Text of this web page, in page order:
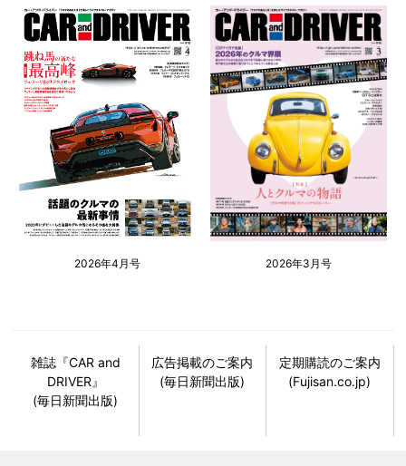
2026年4月号 2026年3月号
雑誌『CAR and
DRIVER』
(毎日新聞出版)
広告掲載のご案内
(毎日新聞出版)
定期購読のご案内
(Fujisan.co.jp)